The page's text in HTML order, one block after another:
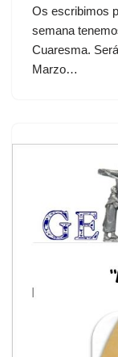
Os escribimos
semana
Cuaresma.
Marzo…